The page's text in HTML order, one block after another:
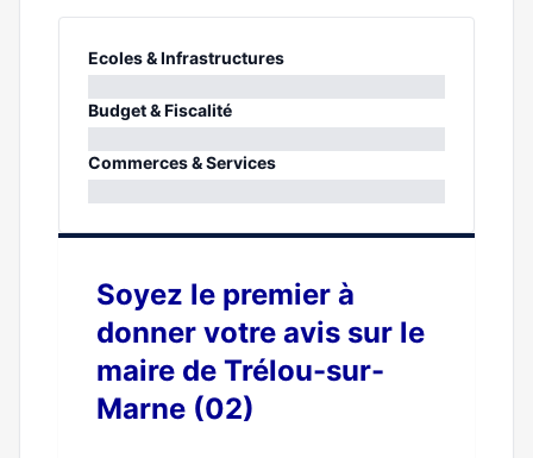
Ecoles & Infrastructures
0%
Budget & Fiscalité
0%
Commerces & Services
Soyez le premier à
donner votre avis sur le
maire de Trélou-sur-
Marne (02)